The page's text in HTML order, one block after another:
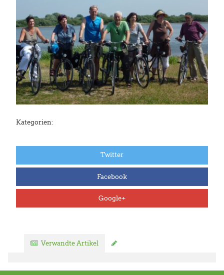
Kategorien:
Twitter
Facebook
Google+
Verwandte Artikel